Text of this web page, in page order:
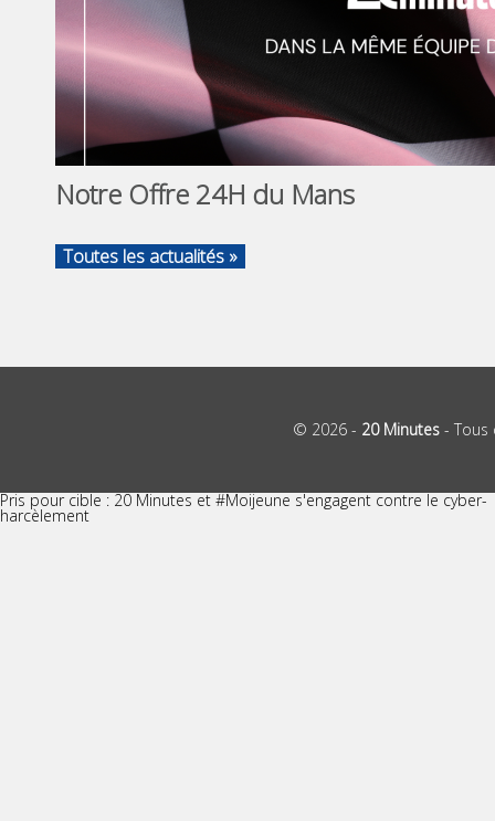
Notre Offre 24H du Mans
Toutes les actualités »
© 2026 - 20 Minutes -
Pris pour cible : 20 Minutes et #Moijeune s'engagent contre le cyber-
harcèlement